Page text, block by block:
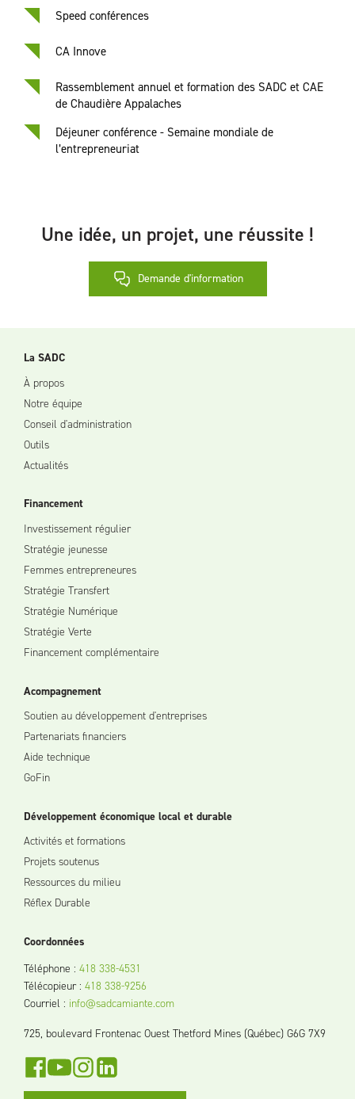
Speed conférences
CA Innove
Rassemblement annuel et formation des SADC et CAE
de Chaudière Appalaches
Déjeuner conférence - Semaine mondiale de
l’entrepreneuriat
Une idée, un projet, une réussite !
Demande d'information
La SADC
À propos
Notre équipe
Conseil d'administration
Outils
Actualités
Financement
Investissement régulier
Stratégie jeunesse
Femmes entrepreneures
Stratégie Transfert
Stratégie Numérique
Stratégie Verte
Financement complémentaire
Acompagnement
Soutien au développement d'entreprises
Partenariats financiers
Aide technique
GoFin
Développement économique local et durable
Activités et formations
Projets soutenus
Ressources du milieu
Réflex Durable
Coordonnées
Téléphone : 418 338-4531
Télécopieur: 418 338-9256
Courriel : info@sadcamiante.com
725, boulevard Frontenac Ouest Thetford Mines (Québec) G6G 7X9